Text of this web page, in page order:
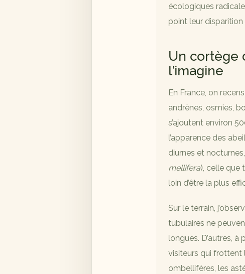
écologiques
point leur disparition
Un cortège
l’imagine
En France, on
andrènes, osmies,
s’ajoutent environ
l’apparence des
diurnes et
mellifera), celle que
loin d’être la plus
Sur le terrain,
tubulaires ne
longues. D’autres,
visiteurs qui frottent
ombellifères, les